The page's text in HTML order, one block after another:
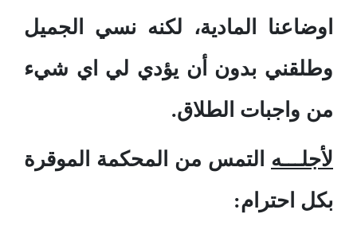
اوضاعنا المادية، لكنه نسي الجميل
وطلقني بدون أن يؤدي لي اي شيء
من واجبات الطلاق.
لأجلـــه التمس من المحكمة الموقرة
بكل احترام: